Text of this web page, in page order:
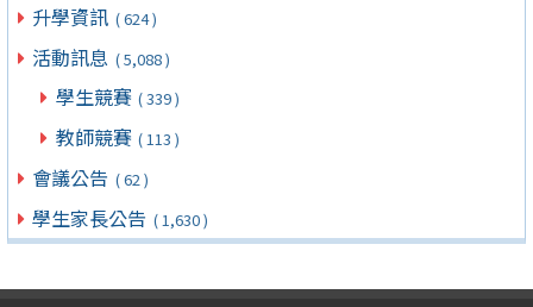
升學資訊 ( 624 )
活動訊息 ( 5,088 )
學生競賽 ( 339 )
教師競賽 ( 113 )
會議公告 ( 62 )
學生家長公告 ( 1,630 )